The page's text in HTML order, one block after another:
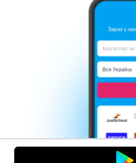
Контакти